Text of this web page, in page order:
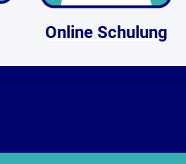
Online Schulung